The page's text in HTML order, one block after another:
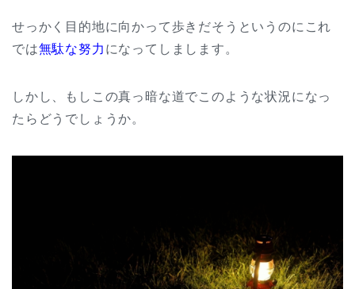
せっかく目的地に向かって歩きだそうというのにこれ
では無駄な努力 になってしまします。
しかし、もしこの真っ暗な道でこのような状況になっ
たらどうでしょうか。